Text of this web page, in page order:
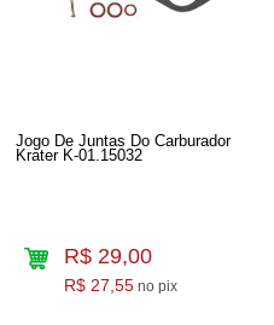
Jogo De Juntas Do Carburador
Krater K-01.15032
R$ 29,00
R$ 27,55 no pix